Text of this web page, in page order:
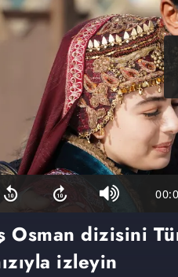
Osman dizisini
izleyin